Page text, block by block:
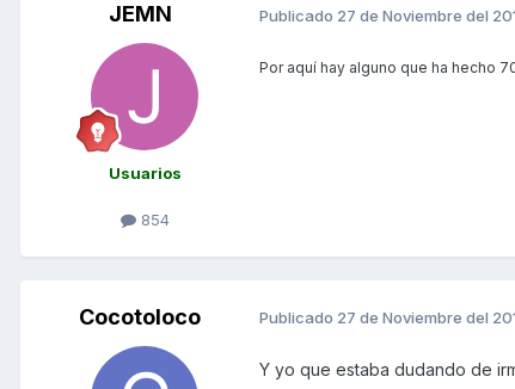
JEMN
Usuarios
854
Publicado 27 de Noviembre del
Por aquí hay alguno que ha hecho
Cocotoloco Publicado 27 de Noviembre del
Y yo que estaba dudando de